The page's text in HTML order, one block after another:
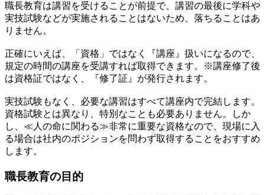
職長教育は講習を受けることが前提で、講習の最後に学科や
実技試験などが実施されることはないため、落ちることはあ
りません。
正確にいえば、「資格」ではなく『講座』扱いになるので、
規定の時間の講座を受講すれば取得できます。※講座修了後
は資格証ではなく、『修了証』が発行されます。
実技試験もなく、必要な講習はすべて講座内で完結します。
資格試験とは異なり、特別なことも必要ありません。しか
し、≪人の命に関わる≫非常に重要な資格なので、現場に入
る場合は社内のポジションを問わず取得することをおすすめ
します。
職長教育の目的